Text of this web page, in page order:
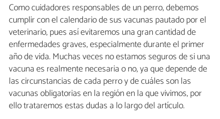
Como cuidadores responsables de un perro, debemos
cumplir con el calendario de sus vacunas pautado por el
veterinario, pues así evitaremos una gran cantidad de
enfermedades graves, especialmente durante el primer
año de vida. Muchas veces no estamos seguros de si una
vacuna es realmente necesaria o no, ya que depende de
las circunstancias de cada perro y de cuáles son las
vacunas obligatorias en la región en la que vivimos, por
ello trataremos estas dudas a lo largo del artículo.